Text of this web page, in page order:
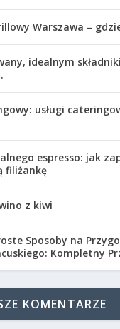
Warszawa –
idealnym
usługi
espresso: jak
filiżankę
z kiwi
Sposoby na
Kompletny
KOMENTARZE